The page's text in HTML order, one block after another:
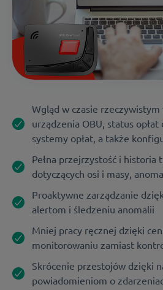
Wgląd w czasie rzeczywistym
urządzenia OBU, status
systemy opłat, a także
Pełna przejrzystość i historia
dotyczących osi i masy,
Proaktywne zarządzanie
alertom i śledzeniu anomalii
Mniej pracy ręcznej dzięki
monitorowaniu zamiast
Skrócenie przestojów dzięki
powiadomieniom o